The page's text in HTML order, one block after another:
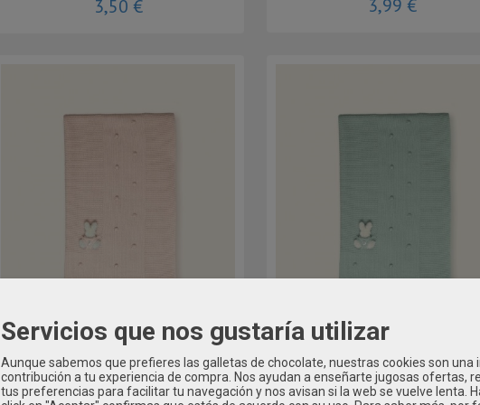
3,50 € 3,99 €
NUEVA COLECCIÓN NUEVA
Servicios que nos gustaría utilizar
Aunque sabemos que prefieres las galletas de chocolate, nuestras cookies son una
contribución a tu experiencia de compra. Nos ayudan a enseñarte jugosas ofertas,
tus preferencias para facilitar tu navegación y nos avisan si la web se vuelve lenta.